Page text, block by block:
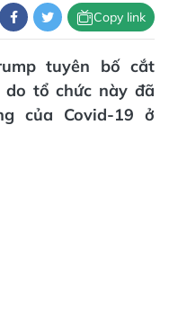
Copy link
tuyên bố cắt
tổ chức này đã
của Covid-19 ở